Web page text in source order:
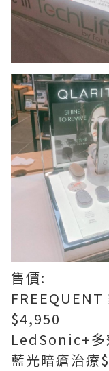
售價:
$4,950
LedSonic+多
藍光暗瘡治療